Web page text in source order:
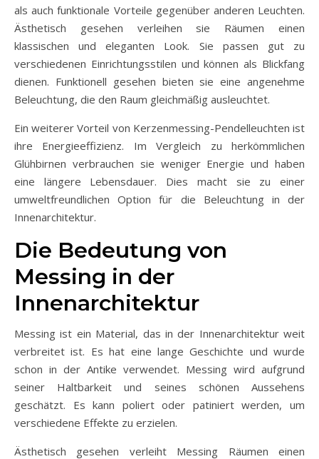
als auch funktionale Vorteile gegenüber anderen Leuchten.
Ästhetisch gesehen verleihen sie Räumen einen
klassischen und eleganten Look. Sie passen gut zu
verschiedenen Einrichtungsstilen und können als Blickfang
dienen. Funktionell gesehen bieten sie eine angenehme
Beleuchtung, die den Raum gleichmäßig ausleuchtet.
Ein weiterer Vorteil von Kerzenmessing-Pendelleuchten ist
ihre Energieeffizienz. Im Vergleich zu herkömmlichen
Glühbirnen verbrauchen sie weniger Energie und haben
eine längere Lebensdauer. Dies macht sie zu einer
umweltfreundlichen Option für die Beleuchtung in der
Innenarchitektur.
Die Bedeutung von
Messing in der
Innenarchitektur
Messing ist ein Material, das in der Innenarchitektur weit
verbreitet ist. Es hat eine lange Geschichte und wurde
schon in der Antike verwendet. Messing wird aufgrund
seiner Haltbarkeit und seines schönen Aussehens
geschätzt. Es kann poliert oder patiniert werden, um
verschiedene Effekte zu erzielen.
Ästhetisch gesehen verleiht Messing Räumen einen